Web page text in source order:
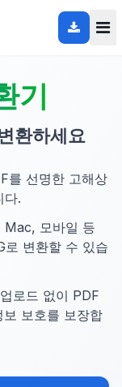
기
환하세요
를 선명한 고해상
다.
모바일 등
변환할 수 있습
로드 없이 PDF
보호를 보장합